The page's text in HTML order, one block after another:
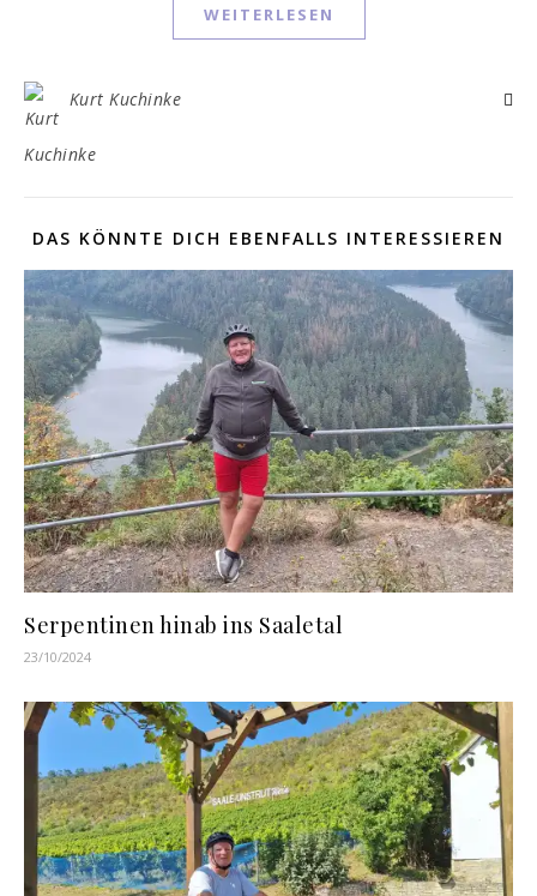
WEITERLESEN
Kurt Kuchinke
DAS KÖNNTE DICH EBENFALLS INTERESSIEREN
Serpentinen hinab ins Saaletal
23/10/2024